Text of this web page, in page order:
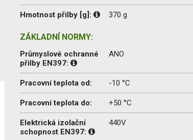
Hmotnost přilby [g]: 370 g
ZÁKLADNÍ NORMY:
Průmyslové ochranné
přilby EN397:
ANO
Pracovní teplota od: -10 °C
Pracovní teplota do: +50 °C
Elektrická izolační
schopnost EN397:
440V